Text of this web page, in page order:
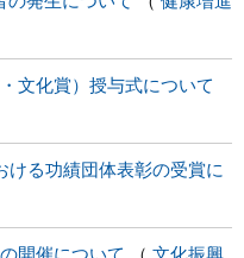
文化賞）授与式について
ける功績団体表彰の受賞に